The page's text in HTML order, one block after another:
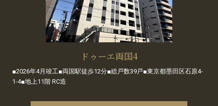
ドゥーエ両国4
■2026年4月竣工■両国駅徒歩12分■総戸数39戸■東京都墨田区石原4-
1-4■地上11階 RC造